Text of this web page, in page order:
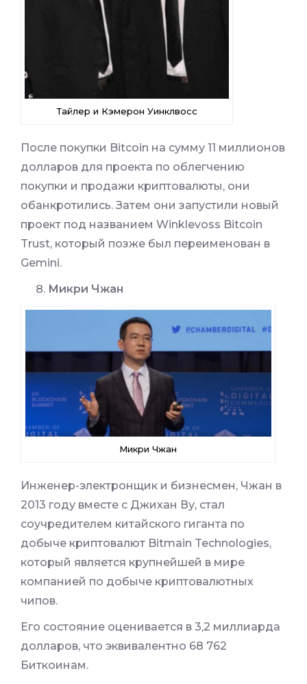
Тайлер и Кэмерон Уинклвосс
После покупки Bitcoin на сумму 11 миллионов
долларов для проекта по облегчению
покупки и продажи криптовалюты, они
обанкротились. Затем они запустили новый
проект под названием Winklevoss Bitcoin
Trust, который позже был переименован в
Gemini.
Микри Чжан
Микри Чжан
Инженер-электронщик и бизнесмен, Чжан в
2013 году вместе с Джихан Ву, стал
соучредителем китайского гиганта по
добыче криптовалют Bitmain Technologies,
который является крупнейшей в мире
компанией по добыче криптовалютных
чипов.
Его состояние оценивается в 3,2 миллиарда
долларов, что эквивалентно 68 762
Биткоинам.